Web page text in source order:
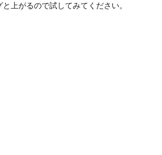
上がるので試してみてください。